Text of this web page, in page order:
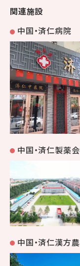
関連施設
中国・済仁病院
中国・済仁製薬
中国・済仁漢方